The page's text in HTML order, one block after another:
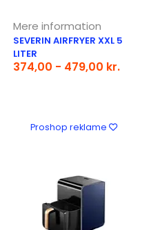
Mere information
SEVERIN AIRFRYER XXL 5
LITER
374,00 - 479,00 kr.
Proshop reklame